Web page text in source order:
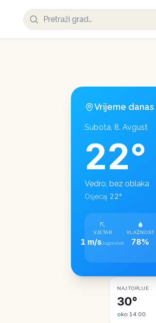
Vrijeme danas
Subota, 8. Avgust
22°
Vedro, bez oblaka
Osjećaj 22°
VJETAR
1 m/sJugoistok
VLAŽNOST
78%
NAJTOPLIJE
30°
oko 14:00